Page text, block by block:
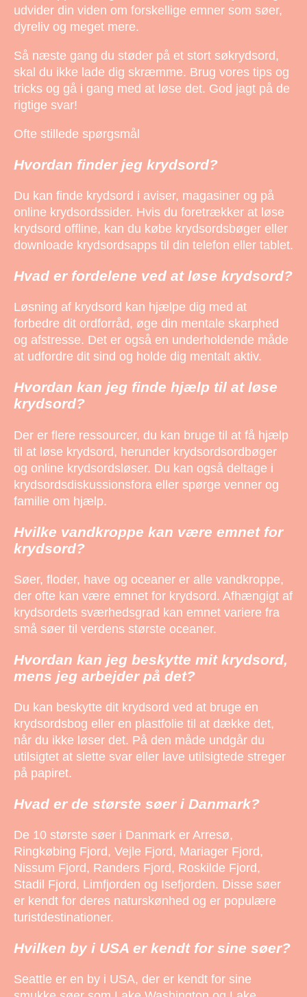
udvider din viden om forskellige emner som søer,
dyreliv og meget mere.
Så næste gang du støder på et stort søkrydsord,
skal du ikke lade dig skræmme. Brug vores tips og
tricks og gå i gang med at løse det. God jagt på de
rigtige svar!
Ofte stillede spørgsmål
Hvordan finder jeg krydsord?
Du kan finde krydsord i aviser, magasiner og på
online krydsordssider. Hvis du foretrækker at løse
krydsord offline, kan du købe krydsordsbøger eller
downloade krydsordsapps til din telefon eller tablet.
Hvad er fordelene ved at løse krydsord?
Løsning af krydsord kan hjælpe dig med at
forbedre dit ordforråd, øge din mentale skarphed
og afstresse. Det er også en underholdende måde
at udfordre dit sind og holde dig mentalt aktiv.
Hvordan kan jeg finde hjælp til at løse
krydsord?
Der er flere ressourcer, du kan bruge til at få hjælp
til at løse krydsord, herunder krydsordsordbøger
og online krydsordsløser. Du kan også deltage i
krydsordsdiskussionsfora eller spørge venner og
familie om hjælp.
Hvilke vandkroppe kan være emnet for
krydsord?
Søer, floder, have og oceaner er alle vandkroppe,
der ofte kan være emnet for krydsord. Afhængigt af
krydsordets sværhedsgrad kan emnet variere fra
små søer til verdens største oceaner.
Hvordan kan jeg beskytte mit krydsord,
mens jeg arbejder på det?
Du kan beskytte dit krydsord ved at bruge en
krydsordsbog eller en plastfolie til at dække det,
når du ikke løser det. På den måde undgår du
utilsigtet at slette svar eller lave utilsigtede streger
på papiret.
Hvad er de største søer i Danmark?
De 10 største søer i Danmark er Arresø,
Ringkøbing Fjord, Vejle Fjord, Mariager Fjord,
Nissum Fjord, Randers Fjord, Roskilde Fjord,
Stadil Fjord, Limfjorden og Isefjorden. Disse søer
er kendt for deres naturskønhed og er populære
turistdestinationer.
Hvilken by i USA er kendt for sine søer?
Seattle er en by i USA, der er kendt for sine